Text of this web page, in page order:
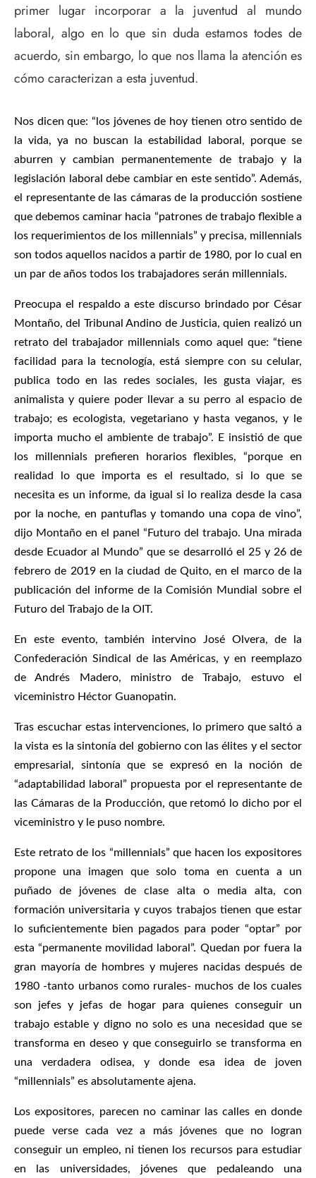
primer lugar incorporar a la juventud al mundo
laboral, algo en lo que sin duda estamos todes de
acuerdo, sin embargo, lo que nos llama la atención es
cómo caracterizan a esta juventud.
Nos dicen que: “los jóvenes de hoy tienen otro sentido de
la vida, ya no buscan la estabilidad laboral, porque se
aburren y cambian permanentemente de trabajo y la
legislación laboral debe cambiar en este sentido”. Además,
el representante de las cámaras de la producción sostiene
que debemos caminar hacia “patrones de trabajo flexible a
los requerimientos de los millennials” y precisa, millennials
son todos aquellos nacidos a partir de 1980, por lo cual en
un par de años todos los trabajadores serán millennials.
Preocupa el respaldo a este discurso brindado por César
Montaño, del Tribunal Andino de Justicia, quien realizó un
retrato del trabajador millennials como aquel que: “tiene
facilidad para la tecnología, está siempre con su celular,
publica todo en las redes sociales, les gusta viajar, es
animalista y quiere poder llevar a su perro al espacio de
trabajo; es ecologista, vegetariano y hasta veganos, y le
importa mucho el ambiente de trabajo”. E insistió de que
los millennials prefieren horarios flexibles, “porque en
realidad lo que importa es el resultado, si lo que se
necesita es un informe, da igual si lo realiza desde la casa
por la noche, en pantuflas y tomando una copa de vino”,
dijo Montaño en el panel “Futuro del trabajo. Una mirada
desde Ecuador al Mundo” que se desarrolló el 25 y 26 de
febrero de 2019 en la ciudad de Quito, en el marco de la
publicación del informe de la Comisión Mundial sobre el
Futuro del Trabajo de la OIT.
En este evento, también intervino José Olvera, de la
Confederación Sindical de las Américas, y en reemplazo
de Andrés Madero, ministro de Trabajo, estuvo el
viceministro Héctor Guanopatin.
Tras escuchar estas intervenciones, lo primero que saltó a
la vista es la sintonía del gobierno con las élites y el sector
empresarial, sintonía que se expresó en la noción de
“adaptabilidad laboral” propuesta por el representante de
las Cámaras de la Producción, que retomó lo dicho por el
viceministro y le puso nombre.
Este retrato de los “millennials” que hacen los expositores
propone una imagen que solo toma en cuenta a un
puñado de jóvenes de clase alta o media alta, con
formación universitaria y cuyos trabajos tienen que estar
lo suficientemente bien pagados para poder “optar” por
esta “permanente movilidad laboral”. Quedan por fuera la
gran mayoría de hombres y mujeres nacidas después de
1980 -tanto urbanos como rurales- muchos de los cuales
son jefes y jefas de hogar para quienes conseguir un
trabajo estable y digno no solo es una necesidad que se
transforma en deseo y que conseguirlo se transforma en
una verdadera odisea, y donde esa idea de joven
“millennials” es absolutamente ajena.
Los expositores, parecen no caminar las calles en donde
puede verse cada vez a más jóvenes que no logran
conseguir un empleo, ni tienen los recursos para estudiar
en las universidades, jóvenes que pedaleando una